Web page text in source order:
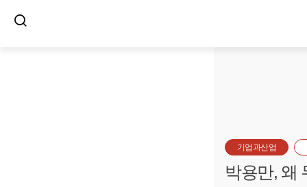
기업과산업
박용만, 왜